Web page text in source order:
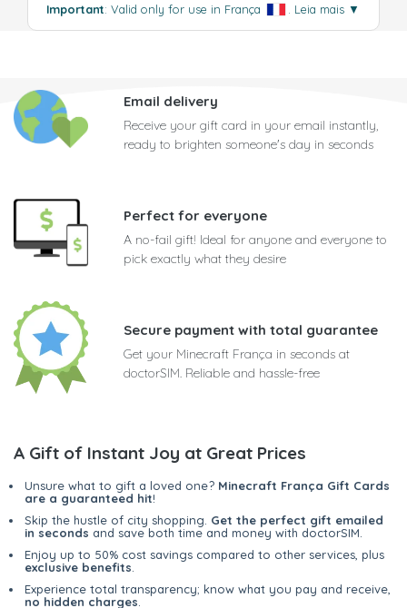
Important: Valid only for use in França Leia mais ▼
Email delivery
Receive your gift card in your email instantly,
ready to brighten someone's day in seconds
Perfect for everyone
A no-fail gift! Ideal for anyone and everyone to
pick exactly what they desire
Secure payment with total guarantee
Get your Minecraft França in seconds at
doctorSIM. Reliable and hassle-free
A Gift of Instant Joy at Great Prices
Unsure what to gift a loved one? Minecraft França Gift Cards
are a guaranteed hit!
Skip the hustle of city shopping. Get the perfect gift emailed
in seconds and save both time and money with doctorSIM.
Enjoy up to 50% cost savings compared to other services, plus
exclusive benefits
Experience total transparency; know what you pay and receive,
no hidden charges